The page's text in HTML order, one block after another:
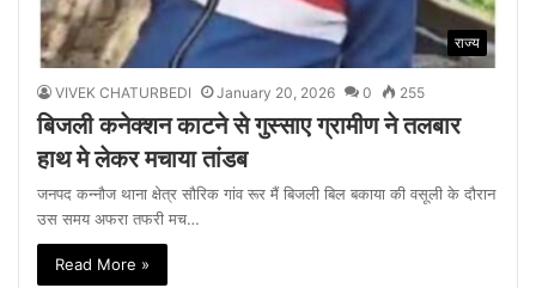
राज्य
VIVEK CHATURBEDI January 20, 2026 0 255
बिजली कनेक्शन काटने से गुस्साए ग्रामीण ने तलबार
हाथ मे लेकर मचाया तांडब
जनपद कन्नौज थाना क्षेत्र सौरिक गांव रूर मैं बिजली बिल बकाया की वसूली के दौरान
उस समय अफरा तफरी मच…
Read More »